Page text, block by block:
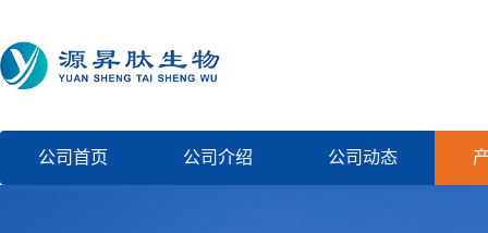
公司首页 公司介绍 公司动态